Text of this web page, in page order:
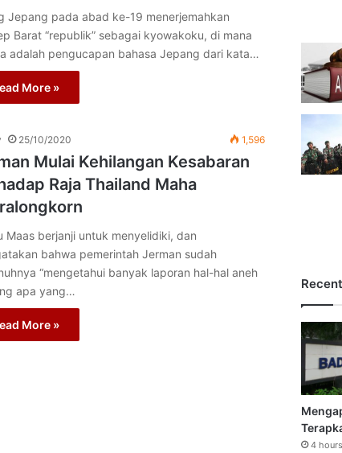
Jepang pada abad ke-19 menerjemahkan
Barat “republik” sebagai kyowakoku, di mana
adalah pengucapan bahasa Jepang dari kata…
More »
25/10/2020 1,596
Mulai Kehilangan Kesabaran
Raja Thailand Maha
Maas berjanji untuk menyelidiki, dan
bahwa pemerintah Jerman sudah
“mengetahui banyak laporan hal-hal aneh
apa yang…
More »
4